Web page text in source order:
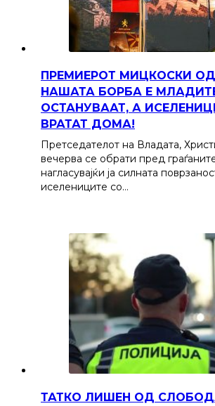
ПРЕМИЕРОТ МИЦКОСКИ
НАШАТА БОРБА Е
ОСТАНУВААТ, А
ВРАТАТ ДОМА!
Претседателот на Владата,
вечерва се обрати пред
нагласувајќи ја силната
иселениците со…
ТАТКО ЛИШЕН ОД